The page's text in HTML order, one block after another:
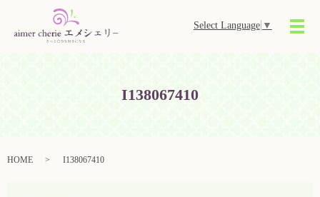
Select Language ▼
メ
I138067410
HOME I138067410